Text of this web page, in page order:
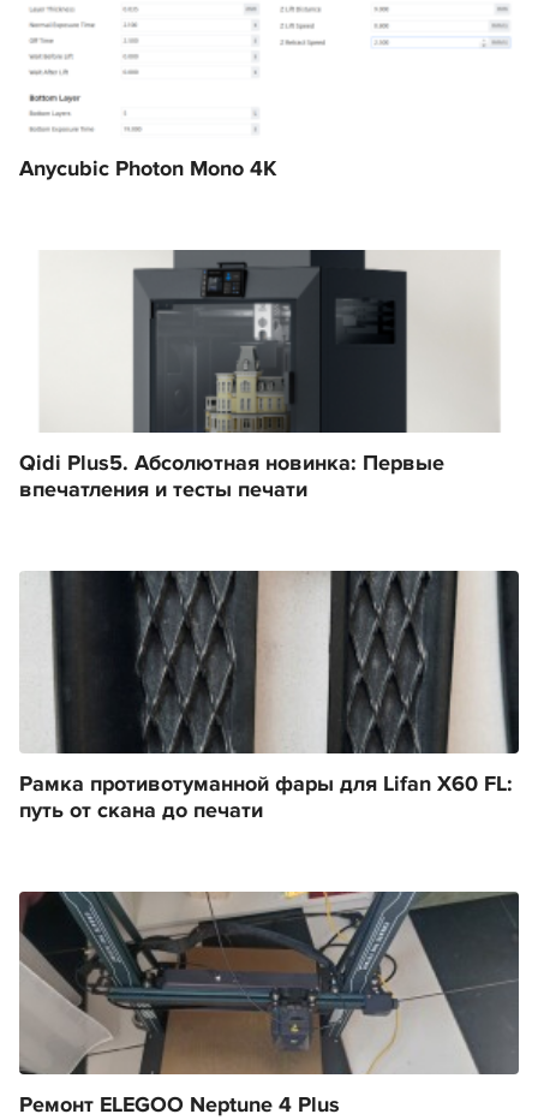
Anycubic Photon Mono 4K
Qidi Plus5. Абсолютная новинка: Первые
впечатления и тесты печати
Рамка противотуманной фары для Lifan X60 FL:
путь от скана до печати
Ремонт ELEGOO Neptune 4 Plus